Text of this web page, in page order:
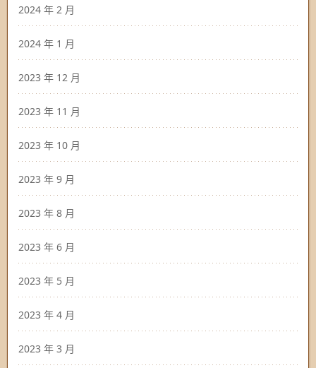
2024 年 2 月
2024 年 1 月
2023 年 12 月
2023 年 11 月
2023 年 10 月
2023 年 9 月
2023 年 8 月
2023 年 6 月
2023 年 5 月
2023 年 4 月
2023 年 3 月